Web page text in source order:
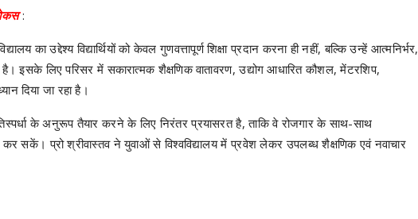
:
का उद्देश्य विद्यार्थियों को केवल गुणवत्तापूर्ण शिक्षा प्रदान करना ही नहीं, बल्कि उन्हें आत्मनिर्भर,
इसके लिए परिसर में सकारात्मक शैक्षणिक वातावरण, उद्योग आधारित कौशल, मेंटरशिप,
दिया जा रहा है।
प्रतिस्पर्धा के अनुरूप तैयार करने के लिए निरंतर प्रयासरत है, ताकि वे रोजगार के साथ-साथ
कर सकें। प्रो श्रीवास्तव ने युवाओं से विश्वविद्यालय में प्रवेश लेकर उपलब्ध शैक्षणिक एवं नवाचार